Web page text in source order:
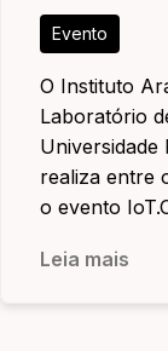
Evento
O Instituto
Laboratório
Universidade
realiza entre
o evento
Leia mais